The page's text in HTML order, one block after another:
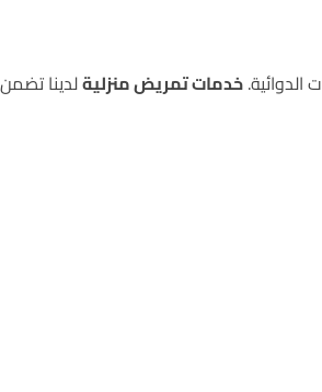
خدمات تمريض منزليةلدينا